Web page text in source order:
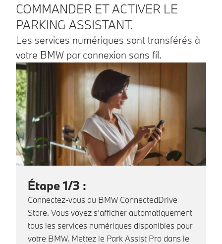
COMMANDER ET ACTIVER LE
PARKING ASSISTANT.
Les services numériques sont transférés à
votre BMW par connexion sans fil.
Étape 1/3 :
Connectez-vous au BMW ConnectedDrive
Store. Vous voyez s’afficher automatiquement
tous les services numériques disponibles pour
votre BMW. Mettez le Park Assist Pro dans le